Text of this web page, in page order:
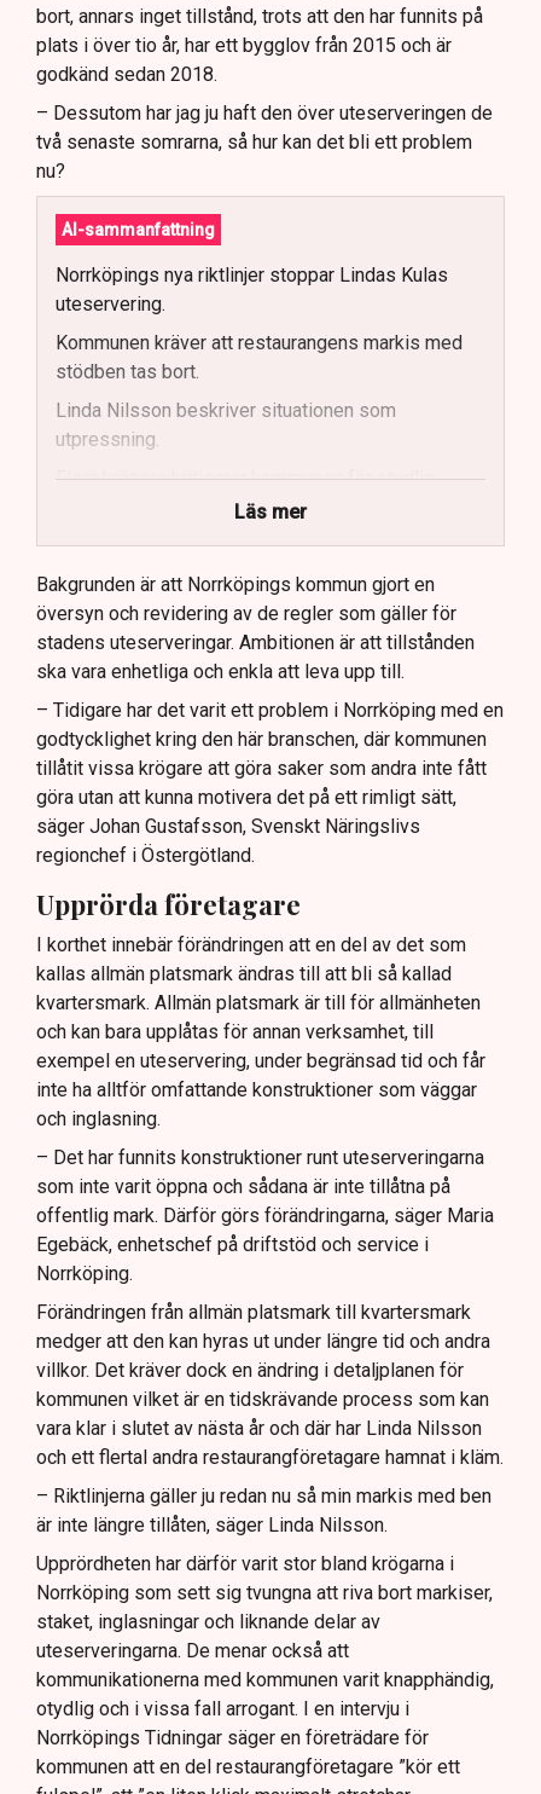
bort, annars inget tillstånd, trots att den har funnits på
plats i över tio år, har ett bygglov från 2015 och är
godkänd sedan 2018.
– Dessutom har jag ju haft den över uteserveringen de
två senaste somrarna, så hur kan det bli ett problem
nu?
AI-sammanfattning
Norrköpings nya riktlinjer stoppar Lindas Kulas
uteservering.
Kommunen kräver att restaurangens markis med
stödben tas bort.
Linda Nilsson beskriver situationen som
utpressning.
Flera krögare kritiserar kommunen för otydlig
Kommunen vill skapa enhetliga regler för
uteserveringar.
Lindas Kula ställer in uteserveringen för
sommaren.
Läs mer
Bakgrunden är att Norrköpings kommun gjort en
översyn och revidering av de regler som gäller för
stadens uteserveringar. Ambitionen är att tillstånden
ska vara enhetliga och enkla att leva upp till.
– Tidigare har det varit ett problem i Norrköping med en
godtycklighet kring den här branschen, där kommunen
tillåtit vissa krögare att göra saker som andra inte fått
göra utan att kunna motivera det på ett rimligt sätt,
säger Johan Gustafsson, Svenskt Näringslivs
regionchef i Östergötland.
Upprörda företagare
I korthet innebär förändringen att en del av det som
kallas allmän platsmark ändras till att bli så kallad
kvartersmark. Allmän platsmark är till för allmänheten
och kan bara upplåtas för annan verksamhet, till
exempel en uteservering, under begränsad tid och får
inte ha alltför omfattande konstruktioner som väggar
och inglasning.
– Det har funnits konstruktioner runt uteserveringarna
som inte varit öppna och sådana är inte tillåtna på
offentlig mark. Därför görs förändringarna, säger Maria
Egebäck, enhetschef på driftstöd och service i
Norrköping.
Förändringen från allmän platsmark till kvartersmark
medger att den kan hyras ut under längre tid och andra
villkor. Det kräver dock en ändring i detaljplanen för
kommunen vilket är en tidskrävande process som kan
vara klar i slutet av nästa år och där har Linda Nilsson
och ett flertal andra restaurangföretagare hamnat i kläm.
– Riktlinjerna gäller ju redan nu så min markis med ben
är inte längre tillåten, säger Linda Nilsson.
Upprördheten har därför varit stor bland krögarna i
Norrköping som sett sig tvungna att riva bort markiser,
staket, inglasningar och liknande delar av
uteserveringarna. De menar också att
kommunikationerna med kommunen varit knapphändig,
otydlig och i vissa fall arrogant. I en intervju i
Norrköpings Tidningar säger en företrädare för
kommunen att en del restaurangföretagare ”kör ett